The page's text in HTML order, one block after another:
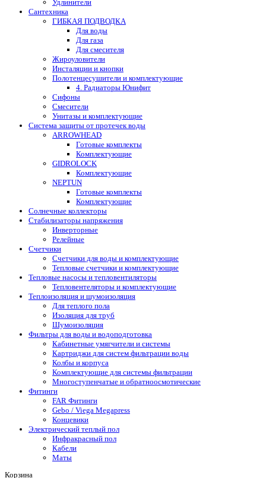
Удлинители
Сантехника
ГИБКАЯ ПОДВОДКА
Для воды
Для газа
Для смесителя
Жироуловители
Инсталяции и кнопки
Полотенцесушители и комплектующие
4. Радиаторы Юнифит
Сифоны
Смесители
Унитазы и комплектующие
Система защиты от протечек воды
ARROWHEAD
Готовые комплекты
Комплектующие
GIDROLOCK
Комплектующие
NEPTUN
Готовые комплекты
Комплектующие
Солнечные коллекторы
Стабилизаторы напряжения
Инверторные
Релейные
Счетчики
Счетчики для воды и комплектующие
Тепловые счетчики и комплектующие
Тепловые насосы и тепловентиляторы
Тепловентеляторы и комплектующие
Теплоизоляция и шумоизоляция
Для теплого пола
Изоляция для труб
Шумоизоляция
Фильтры для воды и водоподготовка
Кабинетные умягчители и системы
Картриджи для систем фильтрации воды
Колбы и корпуса
Комплектующие для системы фильтрации
Многоступенчатые и обратноосмотические
Фитинги
FAR Фитинги
Gebo / Viega Megapress
Концевики
Электрический теплый пол
Инфракрасный пол
Кабели
Маты
Корзина